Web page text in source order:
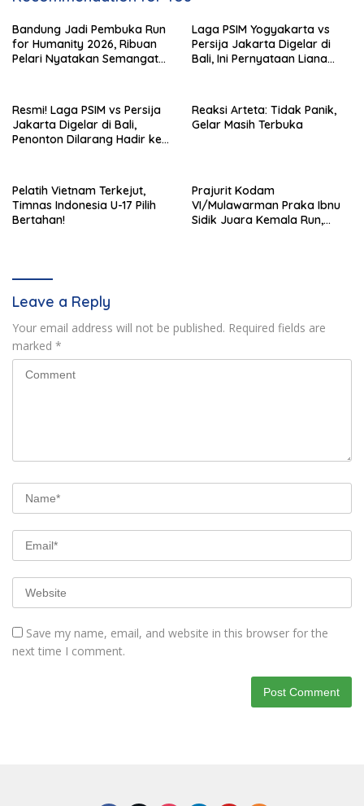
Bandung Jadi Pembuka Run
for Humanity 2026, Ribuan
Pelari Nyatakan Semangat
Laga PSIM Yogyakarta vs
Persija Jakarta Digelar di
Bali, Ini Pernyataan Liana
Resmi! Laga PSIM vs Persija
Jakarta Digelar di Bali,
Penonton Dilarang Hadir ke
Reaksi Arteta: Tidak Panik,
Gelar Masih Terbuka
Pelatih Vietnam Terkejut,
Timnas Indonesia U-17 Pilih
Bertahan!
Prajurit Kodam
VI/Mulawarman Praka Ibnu
Sidik Juara Kemala Run,
Leave a Reply
Your email address will not be published. Required fields are
marked *
Save my name, email, and website in this browser for the
next time I comment.